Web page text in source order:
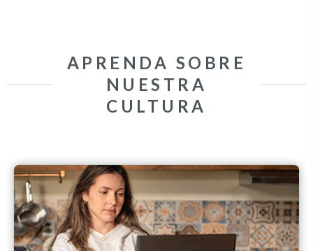
APRENDA SOBRE
NUESTRA
CULTURA